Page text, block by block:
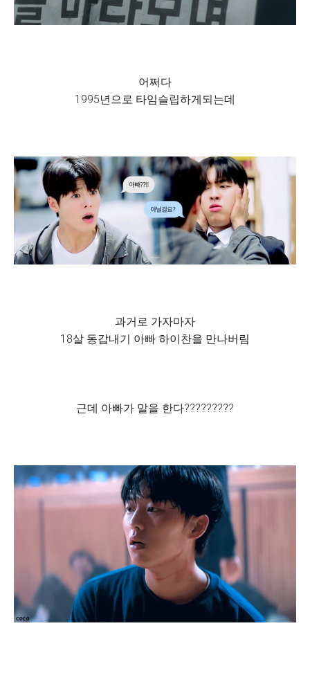
어쩌다
1995년으로 타임슬립하게되는데
과거로 가자마자
18살 동갑내기 아빠 하이찬을 만나버림
근데 아빠가 말을 한다?????????